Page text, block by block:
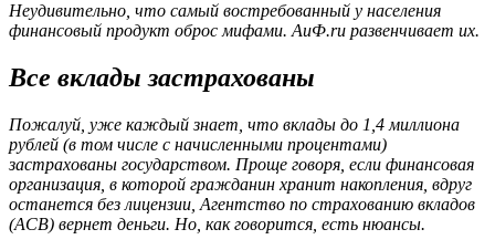
Неудивительно, что самый востребованный у населения
финансовый продукт оброс мифами. АиФ.ru развенчивает их.
Все вклады застрахованы
Пожалуй, уже каждый знает, что вклады до 1,4 миллиона
рублей (в том числе с начисленными процентами)
застрахованы государством. Проще говоря, если финансовая
организация, в которой гражданин хранит накопления, вдруг
останется без лицензии, Агентство по страхованию вкладов
(АСВ) вернет деньги. Но, как говорится, есть нюансы.